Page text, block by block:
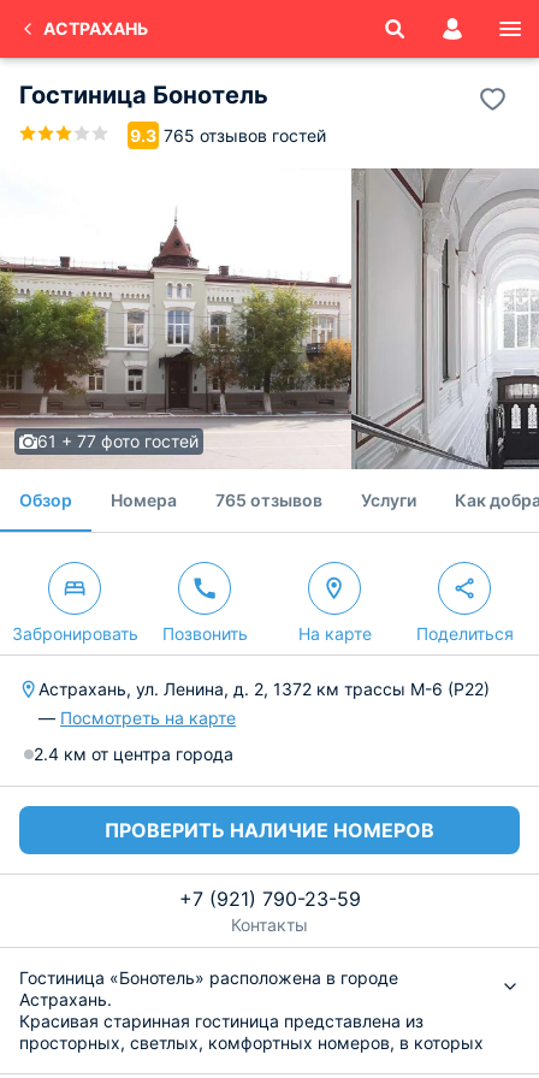
АСТРАХАНЬ
Гостиница Бонотель
9.3 765 отзывов гостей
61 + 77 фото гостей
Обзор Номера 765 отзывов Услуги Как
Забронировать Позвонить На карте Поделиться
Астрахань, ул. Ленина, д. 2, 1372 км трассы М-6 (Р22)
— Посмотреть на карте
2.4 км от центра города
ПРОВЕРИТЬ НАЛИЧИЕ НОМЕРОВ
+7 (921) 790-23-59
Контакты
Гостиница «Бонотель» расположена в городе
Астрахань.
Красивая старинная гостиница представлена из
просторных, светлых, комфортных номеров, в которых